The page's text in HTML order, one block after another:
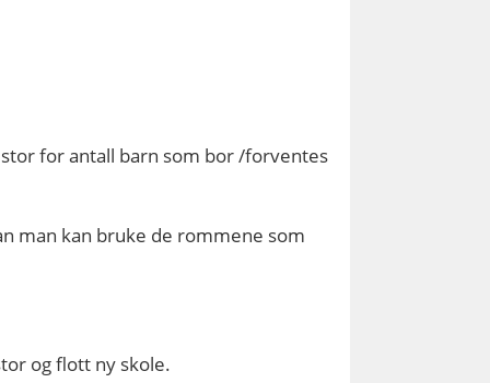
for antall barn som bor /forventes
man kan bruke de rommene som
og flott ny skole.